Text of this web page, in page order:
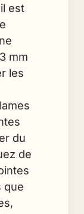
est
mm
les
du
de
que